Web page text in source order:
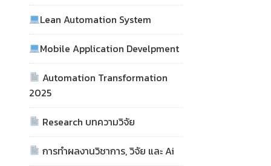
Lean Automation System
Mobile Application Develpment
Automation Transformation
2025
Research บทความวิจัย
การทำผลงานวิชาการ, วิจัย และ Ai